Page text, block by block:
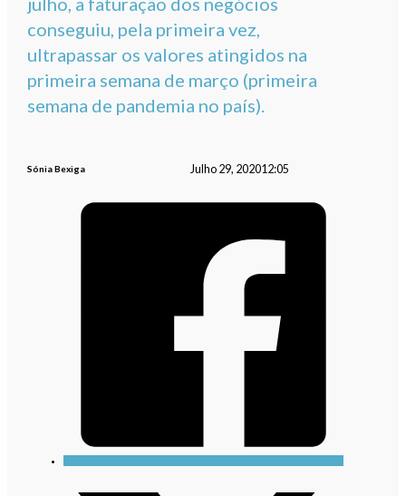
conseguiu, pela primeira vez,
ultrapassar os valores atingidos na
primeira semana de março (primeira
semana de pandemia no país).
Sónia Bexiga Julho 29, 202012:05